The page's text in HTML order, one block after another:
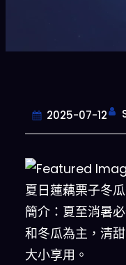
2025-07-12
夏日蓮藕栗子冬
簡介：夏至消暑
和冬瓜為主，清
大小享用。